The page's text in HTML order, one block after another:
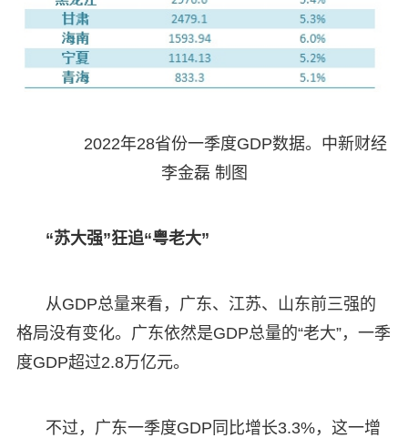
2022年28省份一季度GDP数据。中新财经
李金磊 制图
“苏大强”狂追“粤老大”
从GDP总量来看，广东、江苏、山东前三强的
格局没有变化。广东依然是GDP总量的“老大”，一季
度GDP超过2.8万亿元。
不过，广东一季度GDP同比增长3.3%，这一增